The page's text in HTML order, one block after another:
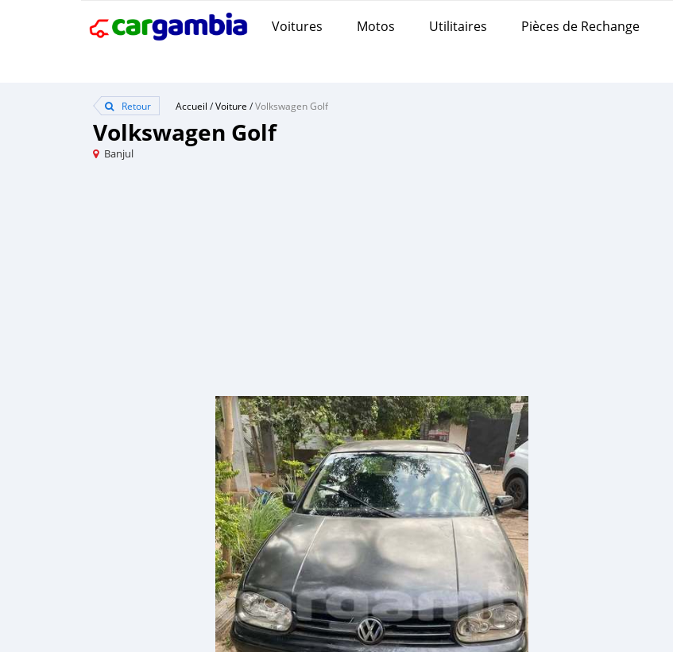
Voitures Motos Utilitaires Pièces de Rechange
Retour Accueil /Voiture /Volkswagen Golf
Volkswagen Golf
Banjul